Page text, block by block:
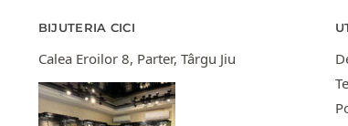
BIJUTERIA CICI
Calea Eroilor 8, Parter, Târgu Jiu